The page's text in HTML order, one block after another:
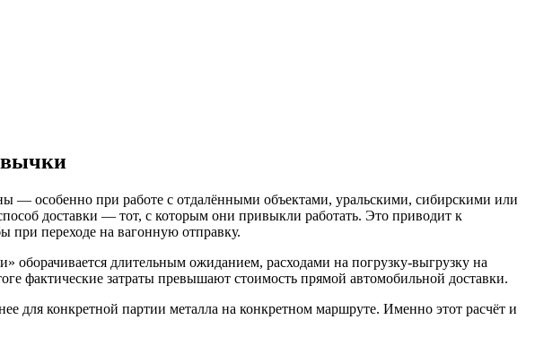
— особенно при работе с отдалёнными объектами, уральскими, сибирскими или
доставки — тот, с которым они привыкли работать. Это приводит к
при переходе на вагонную отправку.
оборачивается длительным ожиданием, расходами на погрузку-выгрузку на
фактические затраты превышают стоимость прямой автомобильной доставки.
для конкретной партии металла на конкретном маршруте. Именно этот расчёт и